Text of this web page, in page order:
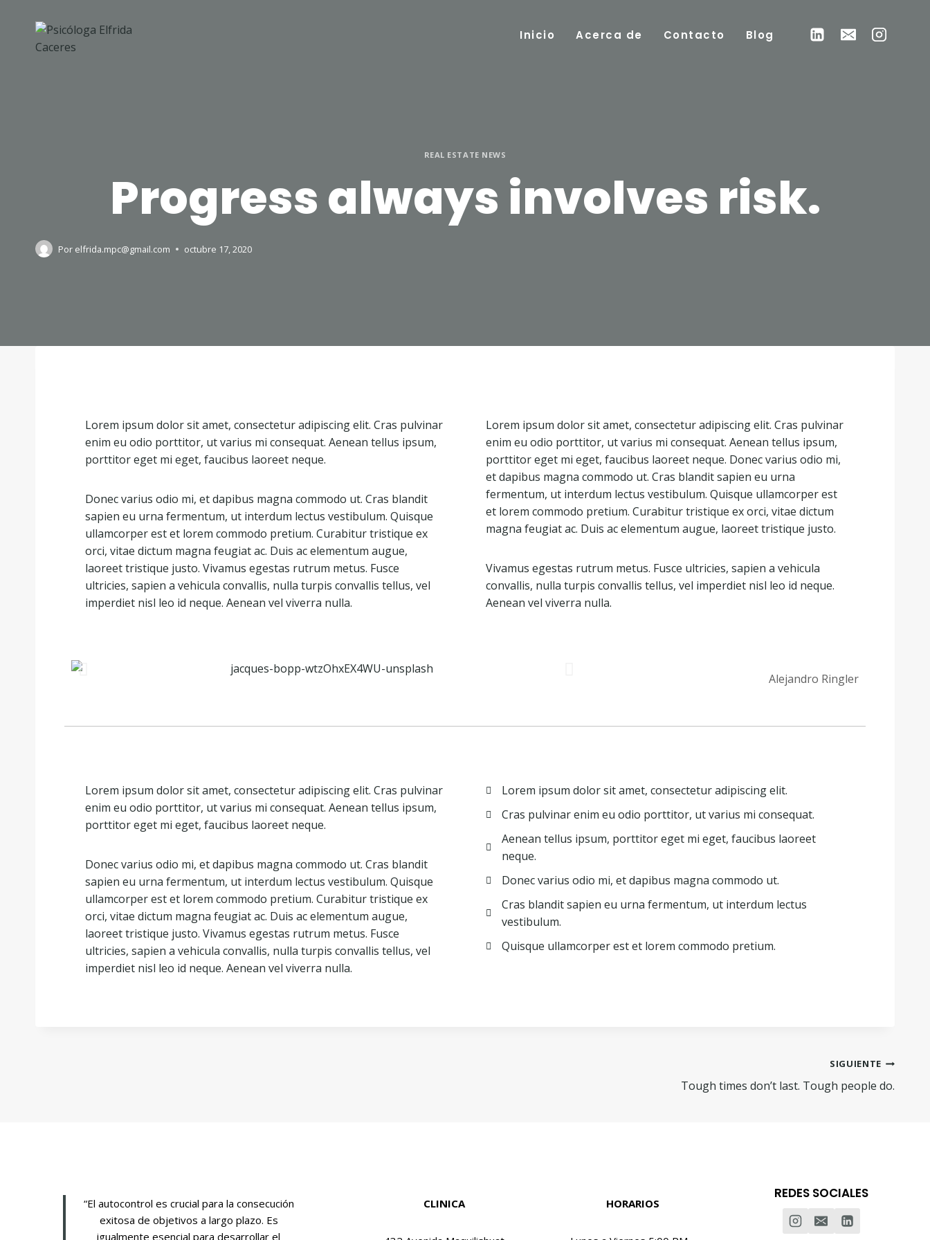
Inicio Acerca de Contacto Blog
REAL ESTATE NEWS
Progress always involves risk.
Por elfrida.mpc@gmail.com octubre 17, 2020
Lorem ipsum dolor sit amet, consectetur adipiscing elit. Cras pulvinar
enim eu odio porttitor, ut varius mi consequat. Aenean tellus ipsum,
porttitor eget mi eget, faucibus laoreet neque.
Donec varius odio mi, et dapibus magna commodo ut. Cras blandit
sapien eu urna fermentum, ut interdum lectus vestibulum. Quisque
ullamcorper est et lorem commodo pretium. Curabitur tristique ex
orci, vitae dictum magna feugiat ac. Duis ac elementum augue,
laoreet tristique justo. Vivamus egestas rutrum metus. Fusce
ultricies, sapien a vehicula convallis, nulla turpis convallis tellus, vel
imperdiet nisl leo id neque. Aenean vel viverra nulla.
Lorem ipsum dolor sit amet, consectetur adipiscing elit. Cras pulvinar
enim eu odio porttitor, ut varius mi consequat. Aenean tellus ipsum,
porttitor eget mi eget, faucibus laoreet neque. Donec varius odio mi,
et dapibus magna commodo ut. Cras blandit sapien eu urna
fermentum, ut interdum lectus vestibulum. Quisque ullamcorper est
et lorem commodo pretium. Curabitur tristique ex orci, vitae dictum
magna feugiat ac. Duis ac elementum augue, laoreet tristique justo.
Vivamus egestas rutrum metus. Fusce ultricies, sapien a vehicula
convallis, nulla turpis convallis tellus, vel imperdiet nisl leo id neque.
Aenean vel viverra nulla.
Alejandro Ringler
Lorem ipsum dolor sit amet, consectetur adipiscing elit. Cras pulvinar
enim eu odio porttitor, ut varius mi consequat. Aenean tellus ipsum,
porttitor eget mi eget, faucibus laoreet neque.
Donec varius odio mi, et dapibus magna commodo ut. Cras blandit
sapien eu urna fermentum, ut interdum lectus vestibulum. Quisque
ullamcorper est et lorem commodo pretium. Curabitur tristique ex
orci, vitae dictum magna feugiat ac. Duis ac elementum augue,
laoreet tristique justo. Vivamus egestas rutrum metus. Fusce
ultricies, sapien a vehicula convallis, nulla turpis convallis tellus, vel
imperdiet nisl leo id neque. Aenean vel viverra nulla.
Lorem ipsum dolor sit amet, consectetur adipiscing elit.
Cras pulvinar enim eu odio porttitor, ut varius mi consequat.
Aenean tellus ipsum, porttitor eget mi eget, faucibus laoreet
neque.
Donec varius odio mi, et dapibus magna commodo ut.
Cras blandit sapien eu urna fermentum, ut interdum lectus
vestibulum.
Quisque ullamcorper est et lorem commodo pretium.
SIGUIENTE
Tough times don’t last. Tough people do.
“El autocontrol es crucial para la consecución
exitosa de objetivos a largo plazo. Es
igualmente esencial para desarrollar el
CLINICA HORARIOS
REDES SOCIALES